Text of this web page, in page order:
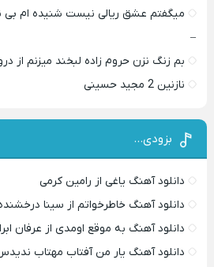
میگفتم عشق ریالی نیست شنیده ام بی
–
بم زنگ نزن حروم زاده لبخند میزنم از
نازنین 2 مجید حسینی
بزودی…
دانلود آهنگ یاغی از رامین کرمی
دانلود آهنگ خاطرخواتم از سینا
دانلود آهنگ به موقع اومدی از عرفان ابرا
دانلود آهنگ یار من آفتاب مهتاب